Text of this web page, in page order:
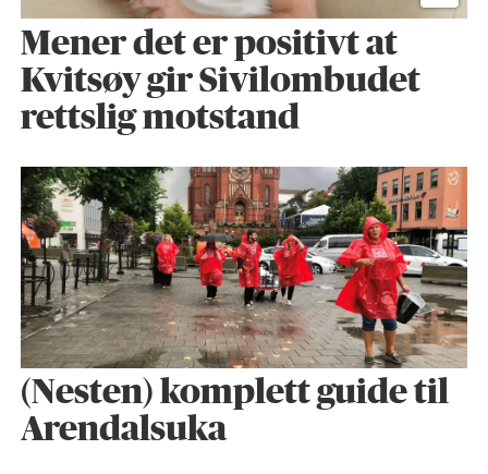
Mener det er positivt at
Kvitsøy gir Sivilombudet
rettslig motstand
(Nesten) komplett guide til
Arendalsuka